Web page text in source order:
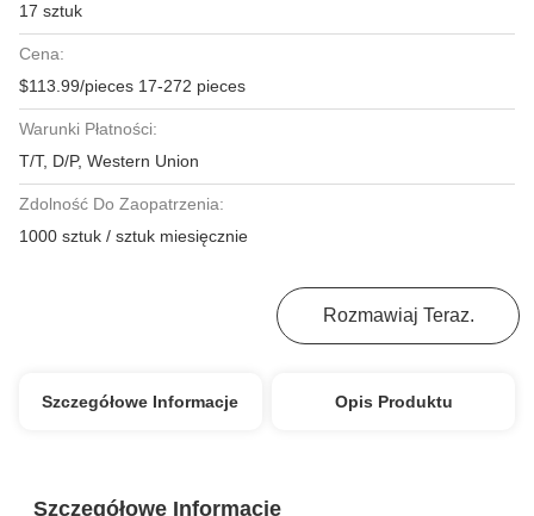
17 sztuk
Cena:
$113.99/pieces 17-272 pieces
Warunki Płatności:
T/T, D/P, Western Union
Zdolność Do Zaopatrzenia:
1000 sztuk / sztuk miesięcznie
Rozmawiaj Teraz.
Szczegółowe Informacje Opis Produktu
Szczegółowe Informacje